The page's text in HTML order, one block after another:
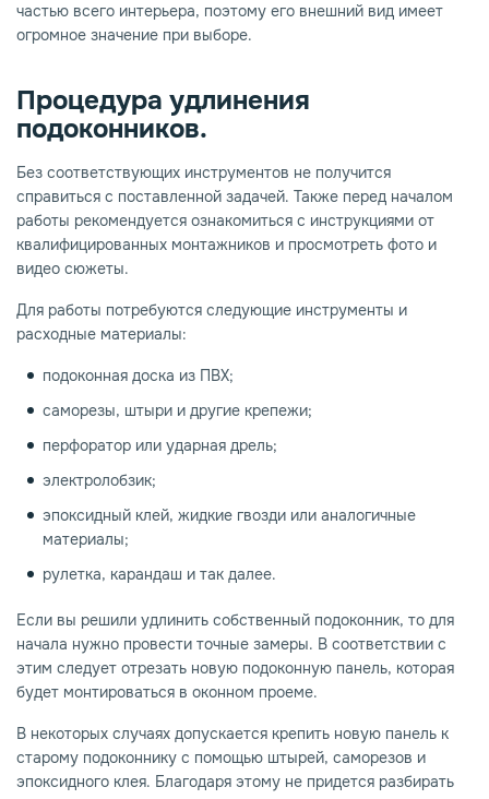
частью всего интерьера, поэтому его внешний вид имеет
огромное значение при выборе.
Процедура удлинения
подоконников.
Без соответствующих инструментов не получится
справиться с поставленной задачей. Также перед началом
работы рекомендуется ознакомиться с инструкциями от
квалифицированных монтажников и просмотреть фото и
видео сюжеты.
Для работы потребуются следующие инструменты и
расходные материалы:
подоконная доска из ПВХ;
саморезы, штыри и другие крепежи;
перфоратор или ударная дрель;
электролобзик;
эпоксидный клей, жидкие гвозди или аналогичные
материалы;
рулетка, карандаш и так далее.
Если вы решили удлинить собственный подоконник, то для
начала нужно провести точные замеры. В соответствии с
этим следует отрезать новую подоконную панель, которая
будет монтироваться в оконном проеме.
В некоторых случаях допускается крепить новую панель к
старому подоконнику с помощью штырей, саморезов и
эпоксидного клея. Благодаря этому не придется разбирать